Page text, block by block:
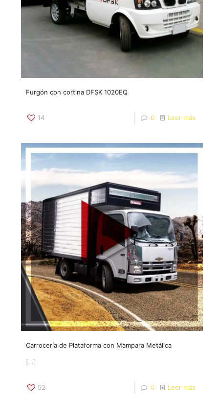
Furgón con cortina DFSK 1020EQ
14 0 Leer más
Carrocería de Plataforma con Mampara Metálica
[…]
52 0 Leer más